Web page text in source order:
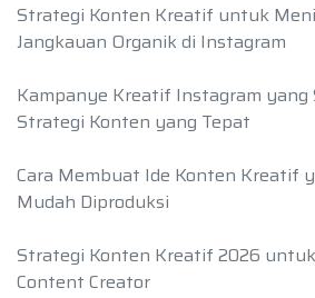
Strategi Konten Kreatif untuk
Jangkauan Organik di Instagram
Kampanye Kreatif Instagram yang
Strategi Konten yang Tepat
Cara Membuat Ide Konten Kreatif
Mudah Diproduksi
Strategi Konten Kreatif 2026
Content Creator